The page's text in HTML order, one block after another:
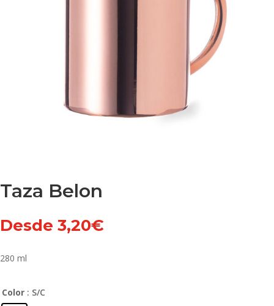
Taza Belon
Desde 3,20€
280 ml
Color : S/C